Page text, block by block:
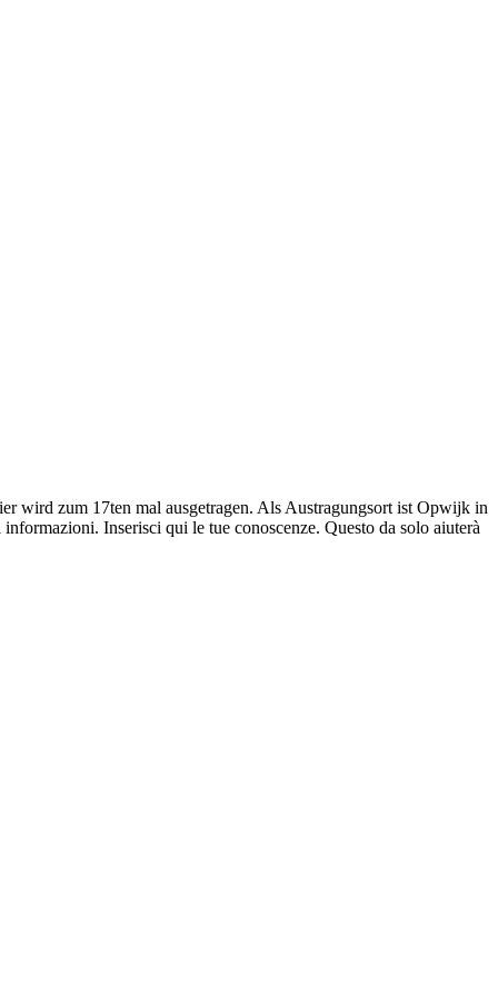
wird zum 17ten mal ausgetragen. Als Austragungsort ist Opwijk in
Inserisci qui le tue conoscenze. Questo da solo aiuterà